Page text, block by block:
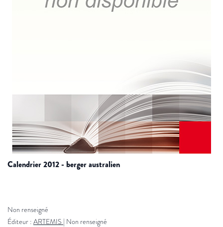
calendrier 2012 - berger australien
Non renseigné
Éditeur : ARTEMIS | Non renseigné